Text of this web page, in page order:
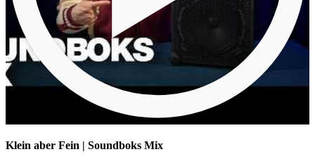
Klein aber Fein | Soundboks Mix